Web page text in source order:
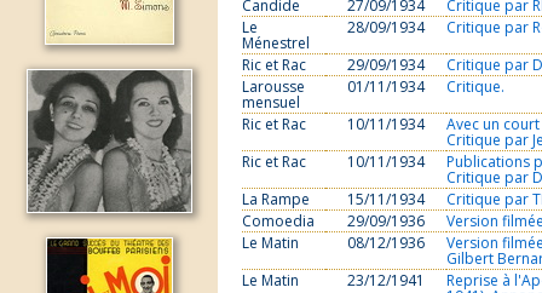
Candide
27/09/1934
Critique par
Le
Ménestrel
28/09/1934
Critique par
Ric et Rac
29/09/1934
Critique par
Larousse
mensuel
01/11/1934
Critique.
Ric et Rac
10/11/1934 Avec un
Critique par
Ric et Rac
10/11/1934 Publications
Critique par
La Rampe
15/11/1934
Critique par
Comoedia
29/09/1936
Version
Le Matin
08/12/1936 Version
Gilbert
Le Matin
23/12/1941 Reprise à